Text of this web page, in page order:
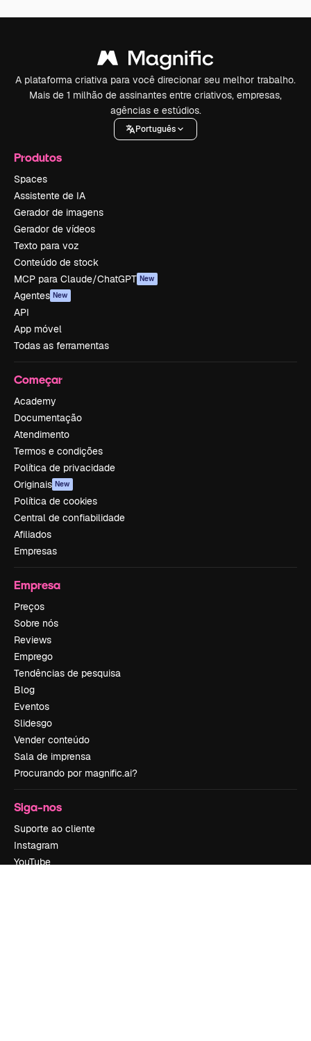
A plataforma criativa para você direcionar seu melhor trabalho.
Mais de 1 milhão de assinantes entre criativos, empresas,
agências e estúdios.
Português
Produtos
Spaces
Assistente de IA
Gerador de imagens
Gerador de vídeos
Texto para voz
Conteúdo de stock
MCP para Claude/ChatGPT New
Agentes New
API
App móvel
Todas as ferramentas
Começar
Academy
Documentação
Atendimento
Termos e condições
Política de privacidade
Originais New
Política de cookies
Central de confiabilidade
Afiliados
Empresas
Empresa
Preços
Sobre nós
Reviews
Emprego
Tendências de pesquisa
Blog
Eventos
Slidesgo
Vender conteúdo
Sala de imprensa
Procurando por magnific.ai?
Siga-nos
Suporte ao cliente
Instagram
YouTube